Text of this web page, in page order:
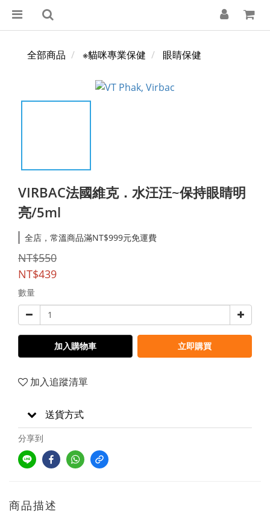
全部商品 ※貓咪專業保健 眼睛保健
VIRBAC法國維克．水汪汪~保持眼睛明
亮/5ml
全店，常溫商品滿NT$999元免運費
NT$550
NT$439
數量
加入購物車 立即購買
加入追蹤清單
送貨方式
分享到
商品描述